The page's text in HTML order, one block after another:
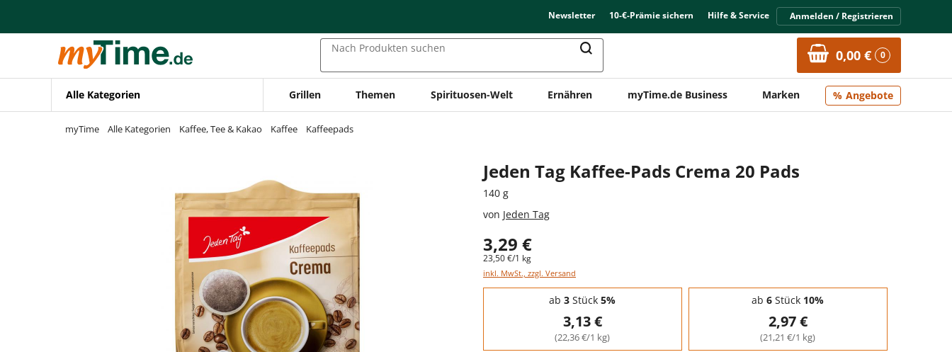
Zur Navigation springen
Zur Suche springen
Newsletter 10-€-Prämie sichern Hilfe & Service Anmelden / Registrieren
Nach Produkten suchen 0,00 € 0
Alle Kategorien Grillen Themen Spirituosen-Welt Ernähren myTime.de Business Marken Angebote
myTime Alle Kategorien Kaffee, Tee & Kakao Kaffee Kaffeepads
Jeden Tag Kaffee-Pads Crema 20 Pads
140 g
von Jeden Tag
3,29 €
23,50 €/1 kg
inkl. MwSt., zzgl. Versand
Staffelpreise - Mengenrabatt
ab 3 Stück 5%
3,13 €
(22,36 €/1 kg)
ab 6 Stück 10%
2,97 €
(21,21 €/1 kg)